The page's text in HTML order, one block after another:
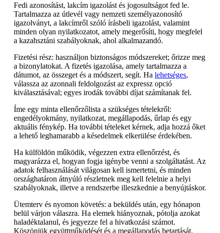
Fedi azonosítást, lakcím igazolást és jogosultságot fed le.
Tartalmazza az útlevél vagy nemzeti személyazonosító
igazolványt, a lakcímről szóló írásbeli igazolást, valamint
minden olyan nyilatkozatot, amely megerősíti, hogy megfelel
a kazahsztáni szabályoknak, ahol alkalmazandó.
Fizetési rész: használjon biztonságos módszereket; őrizze meg
a bizonylatokat. A fizetés igazolása, amely tartalmazza a
dátumot, az összeget és a módszert, segít. Ha lehetséges,
válassza az azonnali feldolgozást az expressz opció
kiválasztásával; egyes irodák további díjat számítanak fel.
Íme egy minta ellenőrzőlista a szükséges tételekről:
engedélyokmány, nyilatkozat, megállapodás, űrlap és egy
aktuális fénykép. Ha további tételeket kérnek, adja hozzá őket
a lehető leghamarabb a késedelmek elkerülése érdekében.
Ha külföldön működik, végezzen extra ellenőrzést, és
magyarázza el, hogyan fogja igénybe venni a szolgáltatást. Az
adatok felhasználását világosan kell ismertetni, és minden
országhatáron átnyúló részletnek meg kell felelnie a helyi
szabályoknak, illetve a rendszerbe illeszkednie a benyújtáskor.
Ütemterv és nyomon követés: a beküldés után, egy hónapon
belül várjon válaszra. Ha elemek hiányoznak, pótolja azokat
haladéktalanul, és jegyezze fel a hivatkozási számot.
Köszönjük együttműködését és a megállapodás betartását.